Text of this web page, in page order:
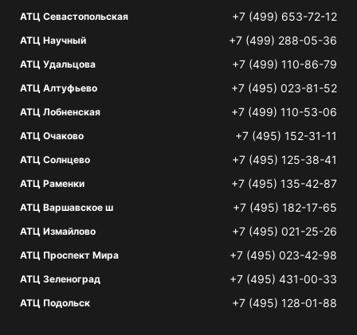
АТЦ Севастопольская +7 (499) 653-72-12
АТЦ Научный +7 (499) 288-05-36
АТЦ Удальцова +7 (499) 110-86-79
АТЦ Алтуфьево +7 (495) 023-81-52
АТЦ Лобненская +7 (499) 110-53-06
АТЦ Очаково +7 (495) 152-31-11
АТЦ Солнцево +7 (495) 125-38-41
АТЦ Раменки +7 (495) 135-42-87
АТЦ Варшавское ш +7 (495) 182-17-65
АТЦ Измайлово +7 (495) 021-25-26
АТЦ Проспект Мира +7 (495) 023-42-98
АТЦ Зеленоград +7 (495) 431-00-33
АТЦ Подольск +7 (495) 128-01-88